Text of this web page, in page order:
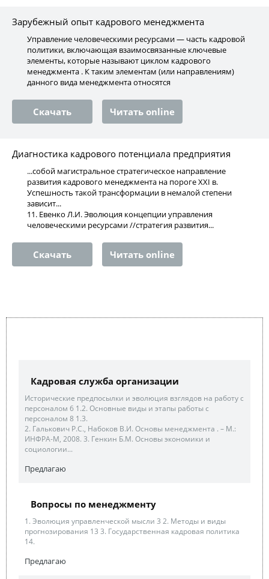
Зарубежный опыт кадрового менеджмента
Управление человеческими ресурсами — часть кадровой
политики, включающая взаимосвязанные ключевые
элементы, которые называют циклом кадрового
менеджмента . К таким элементам (или направлениям)
данного вида менеджмента относятся
Скачать Читать online
Диагностика кадрового потенциала предприятия
...собой магистральное стратегическое направление
развития кадрового менеджмента на пороге ХХI в.
Успешность такой трансформации в немалой степени
зависит...
11. Евенко Л.И. Эволюция концепции управления
человеческими ресурсами //стратегия развития...
Скачать Читать online
Кадровая служба организации
Исторические предпосылки и эволюция взглядов на работу с
персоналом 6 1.2. Основные виды и этапы работы с
персоналом 8 1.3.
2. Галькович Р.С., Набоков В.И. Основы менеджмента . – М.:
ИНФРА-М, 2008. 3. Генкин Б.М. Основы экономики и
социологии...
Предлагаю
Вопросы по менеджменту
1. Эволюция управленческой мысли 3 2. Методы и виды
прогнозирования 13 3. Государственная кадровая политика
14.
Предлагаю